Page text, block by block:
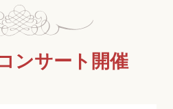
ンサート開催